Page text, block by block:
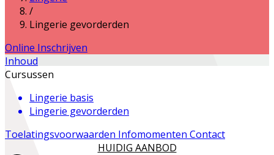
/
Lingerie gevorderden
Online Inschrijven
Inhoud
Cursussen
Lingerie basis
Lingerie gevorderden
Toelatingsvoorwaarden Infomomenten Contact
HUIDIG AANBOD